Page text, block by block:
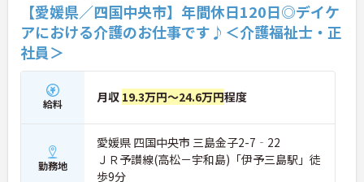
【愛媛県／四国中央市】年間休日120日◎デイケ
アにおける介護のお仕事です♪＜介護福祉士・正
社員＞
給料 月収 19.3万円～24.6万円程度
勤務地
愛媛県 四国中央市 三島金子2-7‐22
ＪＲ予讃線(高松－宇和島)「伊予三島駅」徒
歩9分